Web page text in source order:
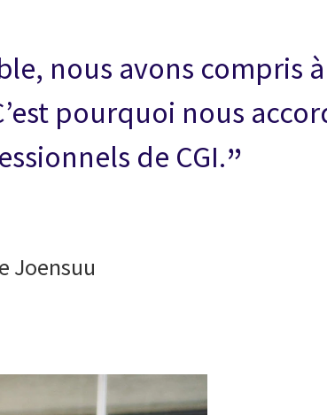
nous avons
pourquoi nous
de CGI.
Joensuu